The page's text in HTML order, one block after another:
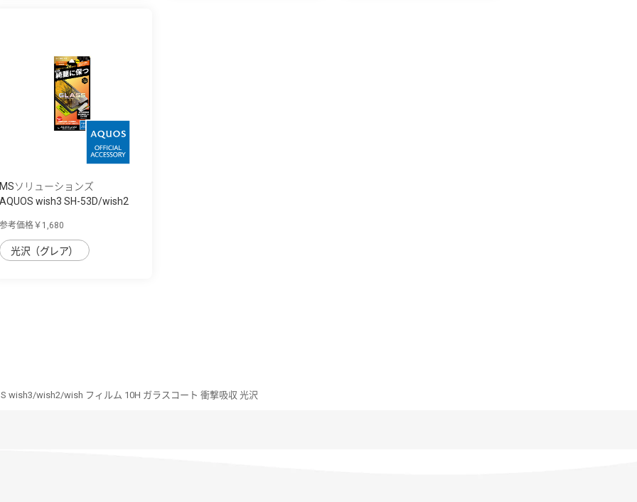
MSソリューションズ
AQUOS wish3 SH-53D/wish2
参考価格￥1,680
光沢（グレア）
wish3/wish2/wish フィルム 10H ガラスコート 衝撃吸収 光沢